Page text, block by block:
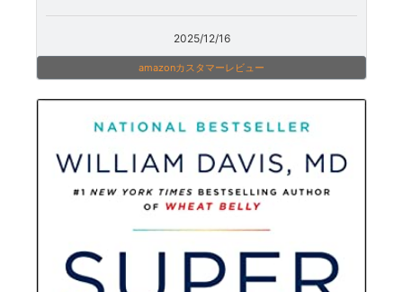
2025/12/16
amazonカスタマーレビュー